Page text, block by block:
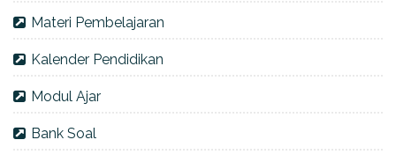
Materi Pembelajaran
Kalender Pendidikan
Modul Ajar
Bank Soal